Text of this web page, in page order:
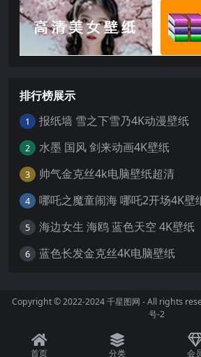
排行榜展示
1 报纸墙 雪之下雪乃4K动漫壁纸
2 水墨 国风 剑来动画4K壁纸
3 帅气金克丝4k电脑壁纸超清
4 哪吒之魔童闹海 哪吒2开场4K壁
5 海边女生 海鸥 蓝色天空 4K壁纸
6 蓝色长发金克丝4K电脑壁纸
Copyright © 2022-2024千星图网 - All rights
号-2
首页 分类 会